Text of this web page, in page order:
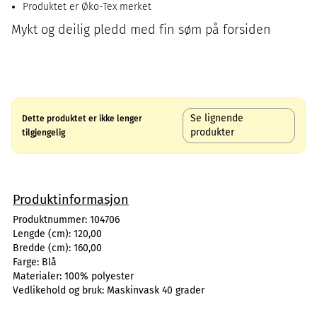
Produktet er Øko-Tex merket
Mykt og deilig pledd med fin søm på forsiden
Dette produktet er ikke lenger
tilgjengelig
Se lignende
produkter
Produktinformasjon
Produktnummer: 104706
Lengde (cm): 120,00
Bredde (cm): 160,00
Farge: Blå
Materialer: 100% polyester
Vedlikehold og bruk: Maskinvask 40 grader